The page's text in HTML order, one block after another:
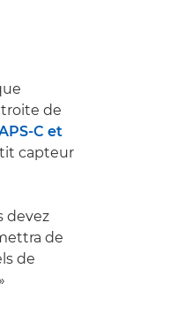
de
C et
capteur
devez
de
de